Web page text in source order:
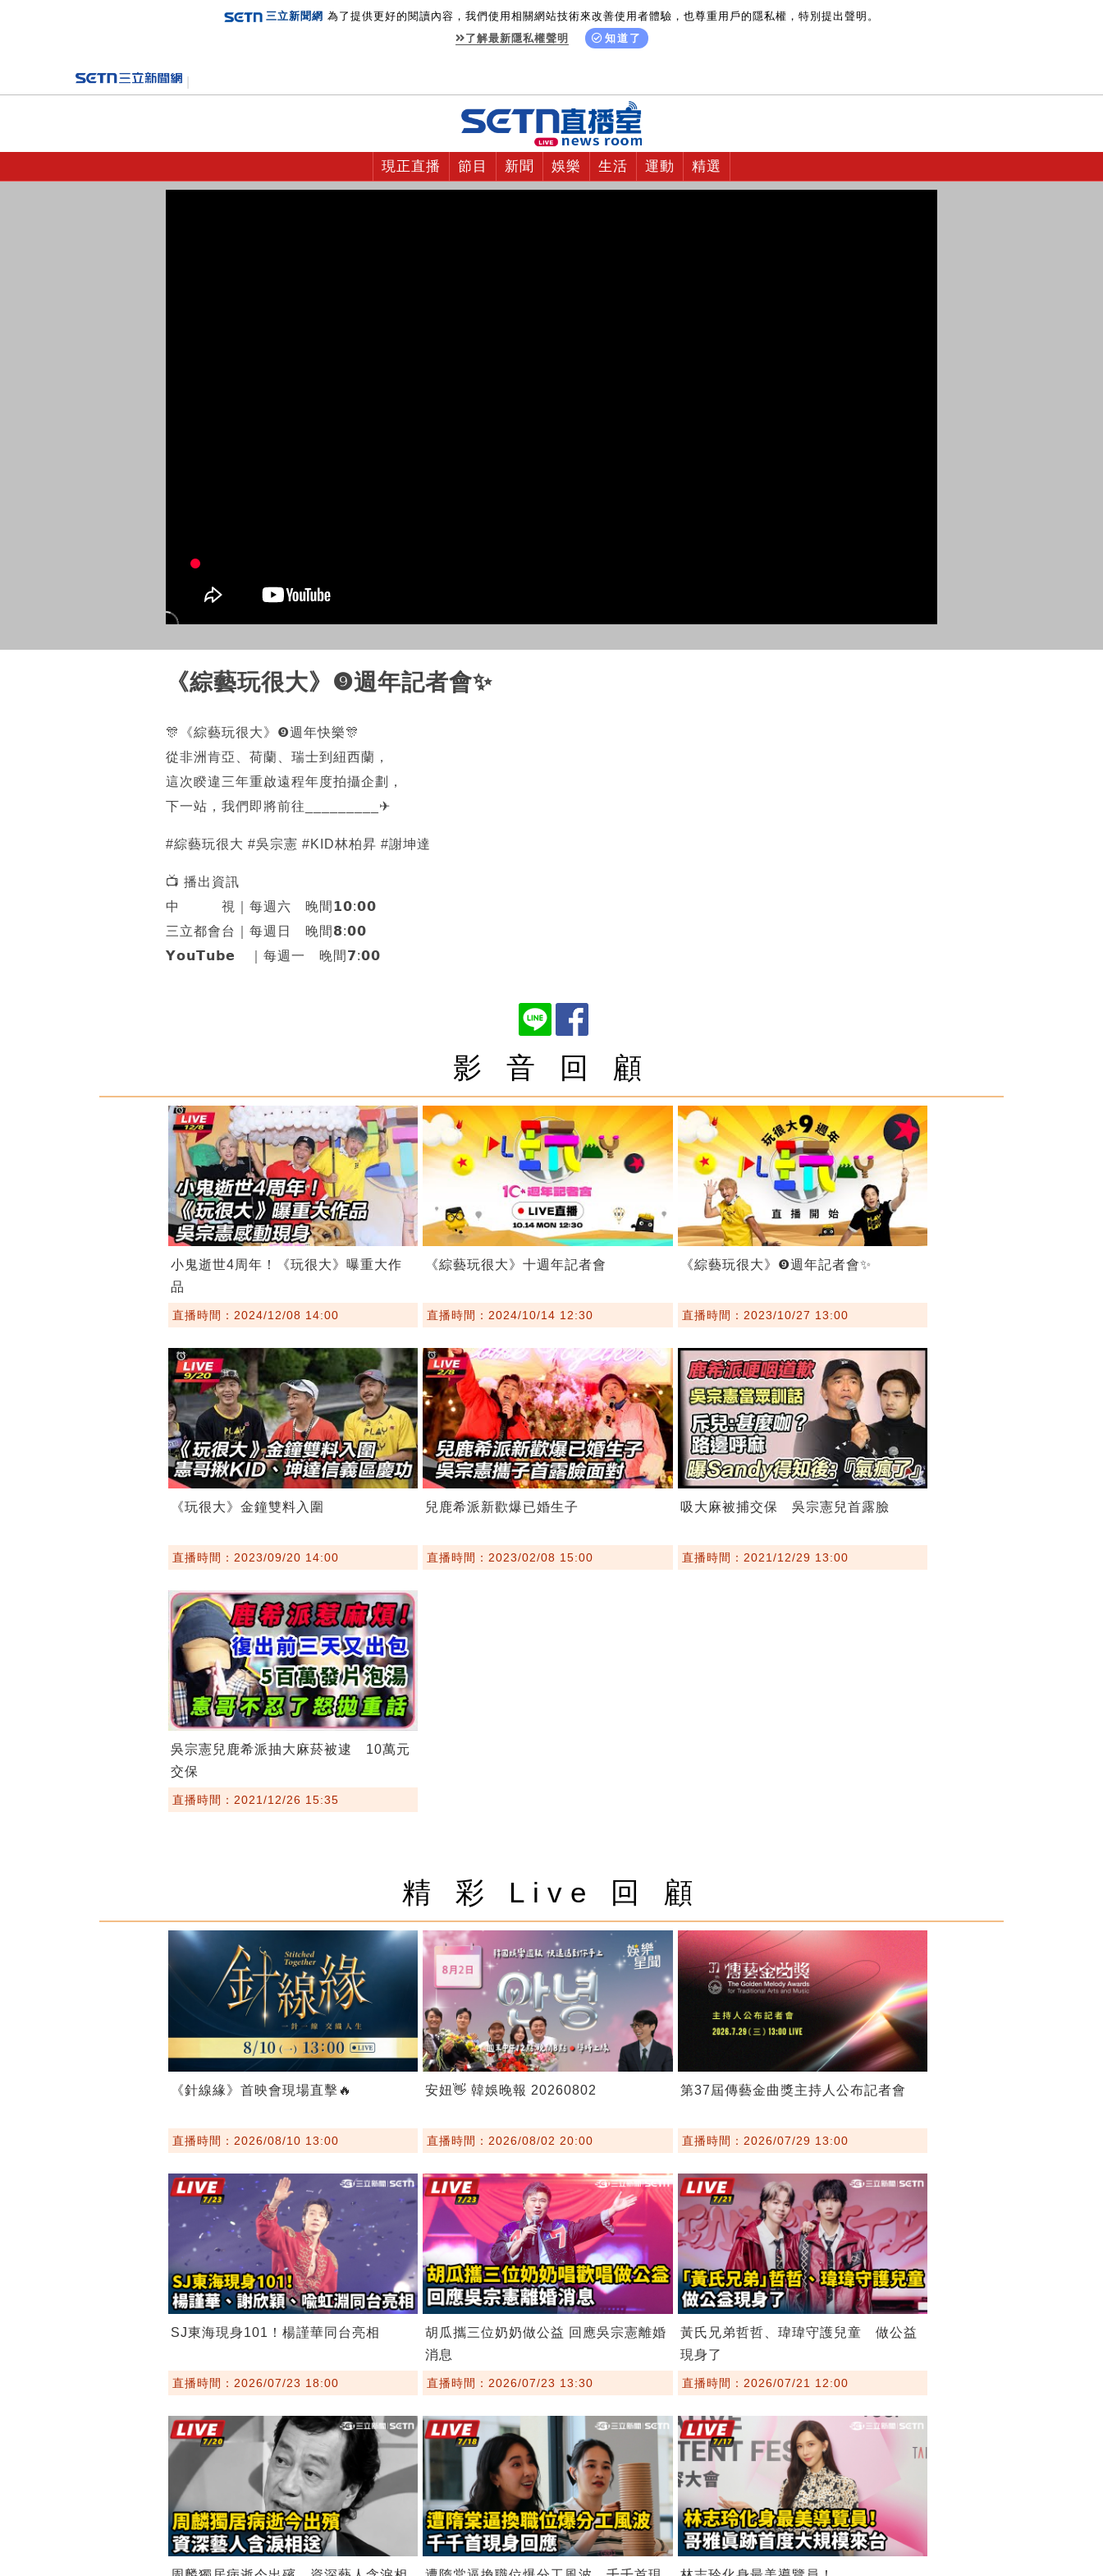
三立新聞網 為了提供更好的閱讀內容，我們使用相關網站技術來改善使用者體驗，也尊重用戶的隱私權，特別提出聲明。
了解最新隱私權聲明
知道了
現正直播 節目 新聞 娛樂 生活 運動 精選
《綜藝玩很大》❾週年記者會✨
🎊《綜藝玩很大》❾週年快樂🎊
從非洲肯亞、荷蘭、瑞士到紐西蘭，
這次睽違三年重啟遠程年度拍攝企劃，
下一站，我們即將前往_________✈
#綜藝玩很大 #吳宗憲 #KID林柏昇 #謝坤達
📺️ 播出資訊
中 視｜每週六 晚間𝟭𝟬:𝟬𝟬
三立都會台｜每週日 晚間𝟴:𝟬𝟬
𝗬𝗼𝘂𝗧𝘂𝗯𝗲 ｜每週一 晚間𝟳:𝟬𝟬
影 音 回 顧
小鬼逝世4周年！《玩很大》曝重大作
品
直播時間：2024/12/08 14:00
《綜藝玩很大》十週年記者會
直播時間：2024/10/14 12:30
《綜藝玩很大》❾週年記者會✨
直播時間：2023/10/27 13:00
《玩很大》金鐘雙料入圍
直播時間：2023/09/20 14:00
兒鹿希派新歡爆已婚生子
直播時間：2023/02/08 15:00
吸大麻被捕交保 吳宗憲兒首露臉
直播時間：2021/12/29 13:00
吳宗憲兒鹿希派抽大麻菸被逮 10萬元
交保
直播時間：2021/12/26 15:35
精 彩 Live 回 顧
《針線緣》首映會現場直擊🔥
直播時間：2026/08/10 13:00
安妞👋 韓娛晚報 20260802
直播時間：2026/08/02 20:00
第37屆傳藝金曲獎主持人公布記者會
直播時間：2026/07/29 13:00
SJ東海現身101！楊謹華同台亮相
直播時間：2026/07/23 18:00
胡瓜攜三位奶奶做公益 回應吳宗憲離婚
消息
直播時間：2026/07/23 13:30
黃氏兄弟哲哲、瑋瑋守護兒童 做公益
現身了
直播時間：2026/07/21 12:00